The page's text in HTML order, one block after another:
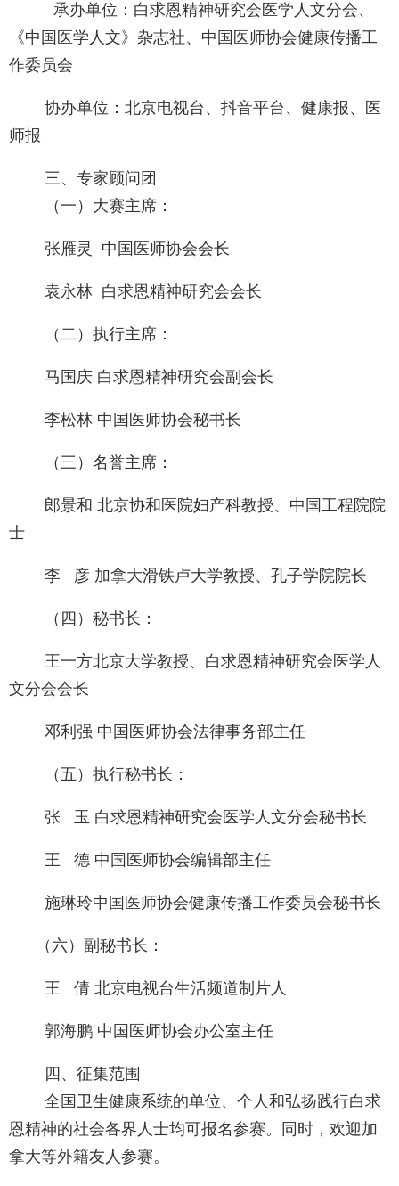
承办单位：白求恩精神研究会医学人文分会、
《中国医学人文》杂志社、中国医师协会健康传播工
作委员会
协办单位：北京电视台、抖音平台、健康报、医
师报
三、专家顾问团
（一）大赛主席：
张雁灵 中国医师协会会长
袁永林 白求恩精神研究会会长
（二）执行主席：
马国庆 白求恩精神研究会副会长
李松林 中国医师协会秘书长
（三）名誉主席：
郎景和 北京协和医院妇产科教授、中国工程院院
士
李 彦 加拿大滑铁卢大学教授、孔子学院院长
（四）秘书长：
王一方北京大学教授、白求恩精神研究会医学人
文分会会长
邓利强 中国医师协会法律事务部主任
（五）执行秘书长：
张 玉 白求恩精神研究会医学人文分会秘书长
王 德 中国医师协会编辑部主任
施琳玲中国医师协会健康传播工作委员会秘书长
（六）副秘书长：
王 倩 北京电视台生活频道制片人
郭海鹏 中国医师协会办公室主任
四、征集范围
全国卫生健康系统的单位、个人和弘扬践行白求
恩精神的社会各界人士均可报名参赛。同时，欢迎加
拿大等外籍友人参赛。